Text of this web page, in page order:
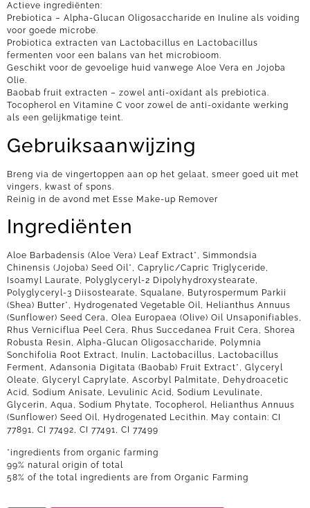
Actieve ingrediënten:
Prebiotica – Alpha-Glucan Oligosaccharide en Inuline als voiding
voor goede microbe.
Probiotica extracten van Lactobacillus en Lactobacillus
fermenten voor een balans van het microbioom.
Geschikt voor de gevoelige huid vanwege Aloe Vera en Jojoba
Olie.
Baobab fruit extracten – zowel anti-oxidant als prebiotica.
Tocopherol en Vitamine C voor zowel de anti-oxidante werking
als een gelijkmatige teint.
Gebruiksaanwijzing
Breng via de vingertoppen aan op het gelaat, smeer goed uit met
vingers, kwast of spons.
Reinig in de avond met Esse Make-up Remover
Ingrediënten
Aloe Barbadensis (Aloe Vera) Leaf Extract*, Simmondsia
Chinensis (Jojoba) Seed Oil*, Caprylic/Capric Triglyceride,
Isoamyl Laurate, Polyglyceryl-2 Dipolyhydroxystearate,
Polyglyceryl-3 Diisostearate, Squalane, Butyrospermum Parkii
(Shea) Butter*, Hydrogenated Vegetable Oil, Helianthus Annuus
(Sunflower) Seed Cera, Olea Europaea (Olive) Oil Unsaponifiables,
Rhus Verniciflua Peel Cera, Rhus Succedanea Fruit Cera, Shorea
Robusta Resin, Alpha-Glucan Oligosaccharide, Polymnia
Sonchifolia Root Extract, Inulin, Lactobacillus, Lactobacillus
Ferment, Adansonia Digitata (Baobab) Fruit Extract*, Glyceryl
Oleate, Glyceryl Caprylate, Ascorbyl Palmitate, Dehydroacetic
Acid, Sodium Anisate, Levulinic Acid, Sodium Levulinate,
Glycerin, Aqua, Sodium Phytate, Tocopherol, Helianthus Annuus
(Sunflower) Seed Oil, Hydrogenated Lecithin. May contain: CI
77891, CI 77492, CI 77491, CI 77499
*ingredients from organic farming
99% natural origin of total
58% of the total ingredients are from Organic Farming